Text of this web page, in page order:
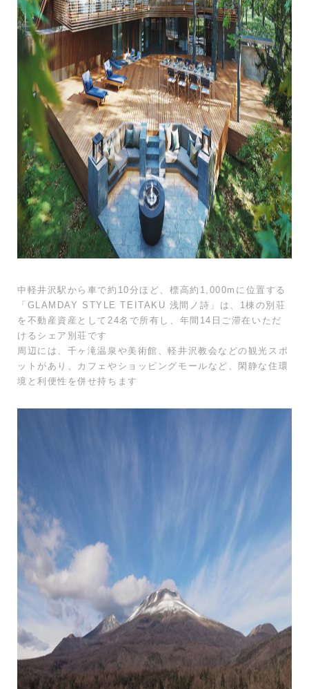
中軽井沢駅から車で約10分ほど、標高約1,000mに位置する
「GLAMDAY STYLE TEITAKU 浅間ノ詩」は、1棟の別荘
を不動産資産として24名で所有し、年間14日ご滞在いただ
けるシェア別荘です
周辺には、千ヶ滝温泉や美術館、軽井沢教会などの観光スポ
ットがあり、カフェやショッピングモールなど、閑静な住環
境と利便性を併せ持ちます